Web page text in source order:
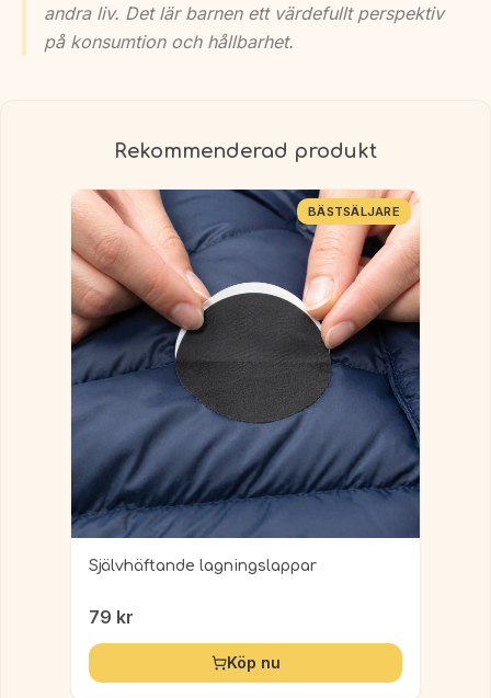
andra liv. Det lär barnen ett värdefullt perspektiv
på konsumtion och hållbarhet.
Rekommenderad produkt
BÄSTSÄLJARE
Självhäftande lagningslappar
79 kr
Köp nu